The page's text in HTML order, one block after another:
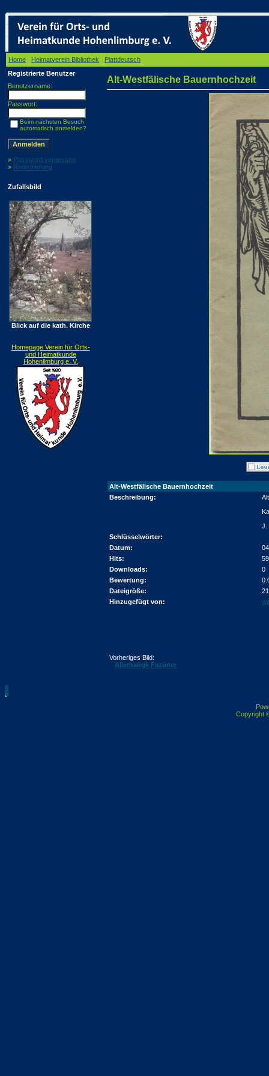
Home Heimatverein Bibliothek Plattdeutsch
Registrierte Benutzer
Benutzername:
Passwort:
Beim nächsten Besuch
automatisch anmelden?
» Password vergessen
» Registrierung
Zufallsbild
Blick auf die kath. Kirche
Homepage Verein für Orts-
und Heimatkunde
Hohenlimburg e. V.
Alt-Westfälische Bauernhochzeit
Alt-Westfälische Bauernhochzeit
Beschreibung:
J.
Schlüsselwörter:
Datum:
Hits:
Downloads:
0
Bewertung:
Dateigröße:
Hinzugefügt von:
Vorheriges Bild:
Allerhangk Fazüner
Copyright